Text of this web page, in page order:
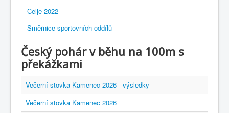
Celje 2022
Směrnice sportovních oddílů
Český pohár v běhu na 100m s
překážkami
Večerní stovka Kamenec 2026 - výsledky
Večerní stovka Kamenec 2026